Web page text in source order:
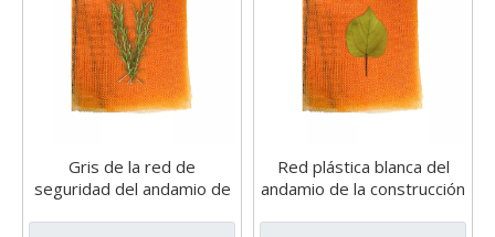
Gris de la red de
seguridad del andamio de
Red plástica blanca del
andamio de la construcción